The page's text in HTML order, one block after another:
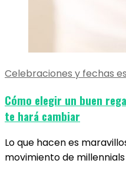
Celebraciones y fechas
Cómo elegir un buen
te hará cambiar
Lo que hacen es
movimiento de